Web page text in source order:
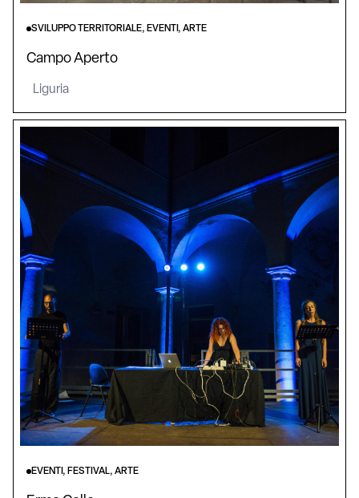
SVILUPPO TERRITORIALE, EVENTI, ARTE
Campo Aperto
Liguria
EVENTI, FESTIVAL, ARTE